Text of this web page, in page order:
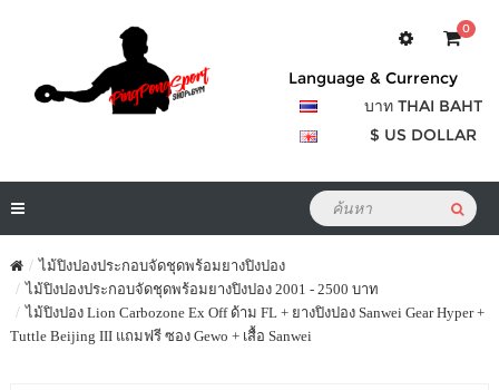
0
Language & Currency
บาท THAI BAHT
$ US DOLLAR
ไม้ปิงปองประกอบจัดชุดพร้อมยางปิงปอง
ไม้ปิงปองประกอบจัดชุดพร้อมยางปิงปอง 2001 - 2500 บาท
ไม้ปิงปอง Lion Carbozone Ex Off ด้าม FL + ยางปิงปอง Sanwei Gear Hyper +
Tuttle Beijing III แถมฟรี ซอง Gewo + เสื้อ Sanwei